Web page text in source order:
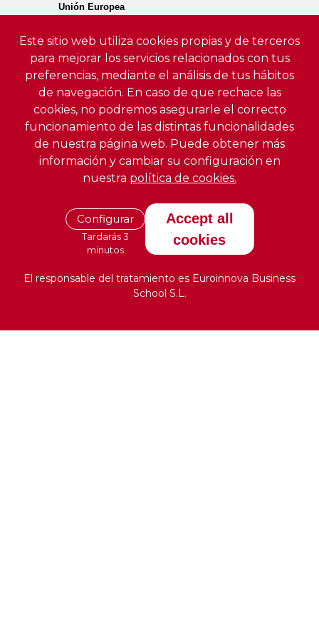
Este sitio web utiliza cookies propias y de terceros
para mejorar los servicios relacionados con tus
preferencias, mediante el análisis de tus hábitos
de navegación. En caso de que rechace las
cookies, no podremos asegurarle el correcto
funcionamiento de las distintas funcionalidades
de nuestra página web. Puede obtener más
información y cambiar su configuración en
nuestra política de cookies.
Configurar
Tardarás 3
minutos
Accept all
cookies
El responsable del tratamiento es Euroinnova Business
School S.L.